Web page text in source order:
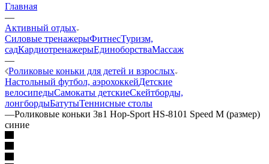
Главная
—
Активный отдых
Силовые тренажерыФитнесТуризм,
садКардиотренажерыЕдиноборстваМассаж
—
Роликовые коньки для детей и взрослых
Настольный футбол, аэрохоккейДетские
велосипедыСамокаты детскиеСкейтборды,
лонгбордыБатутыТеннисные столы
—Роликовые коньки 3в1 Hop-Sport HS-8101 Speed M (размер)
синие